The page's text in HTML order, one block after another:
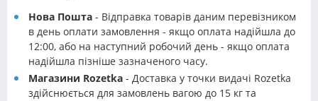
Нова Пошта - Відправка товарів даним перевізником
в день оплати замовлення - якщо оплата надійшла до
12:00, або на наступний робочий день - якщо оплата
надійшла пізніше зазначеного часу.
Магазини Rozetka - Доставка у точки видачі Rozetka
здійснюється для замовлень вагою до 15 кг та